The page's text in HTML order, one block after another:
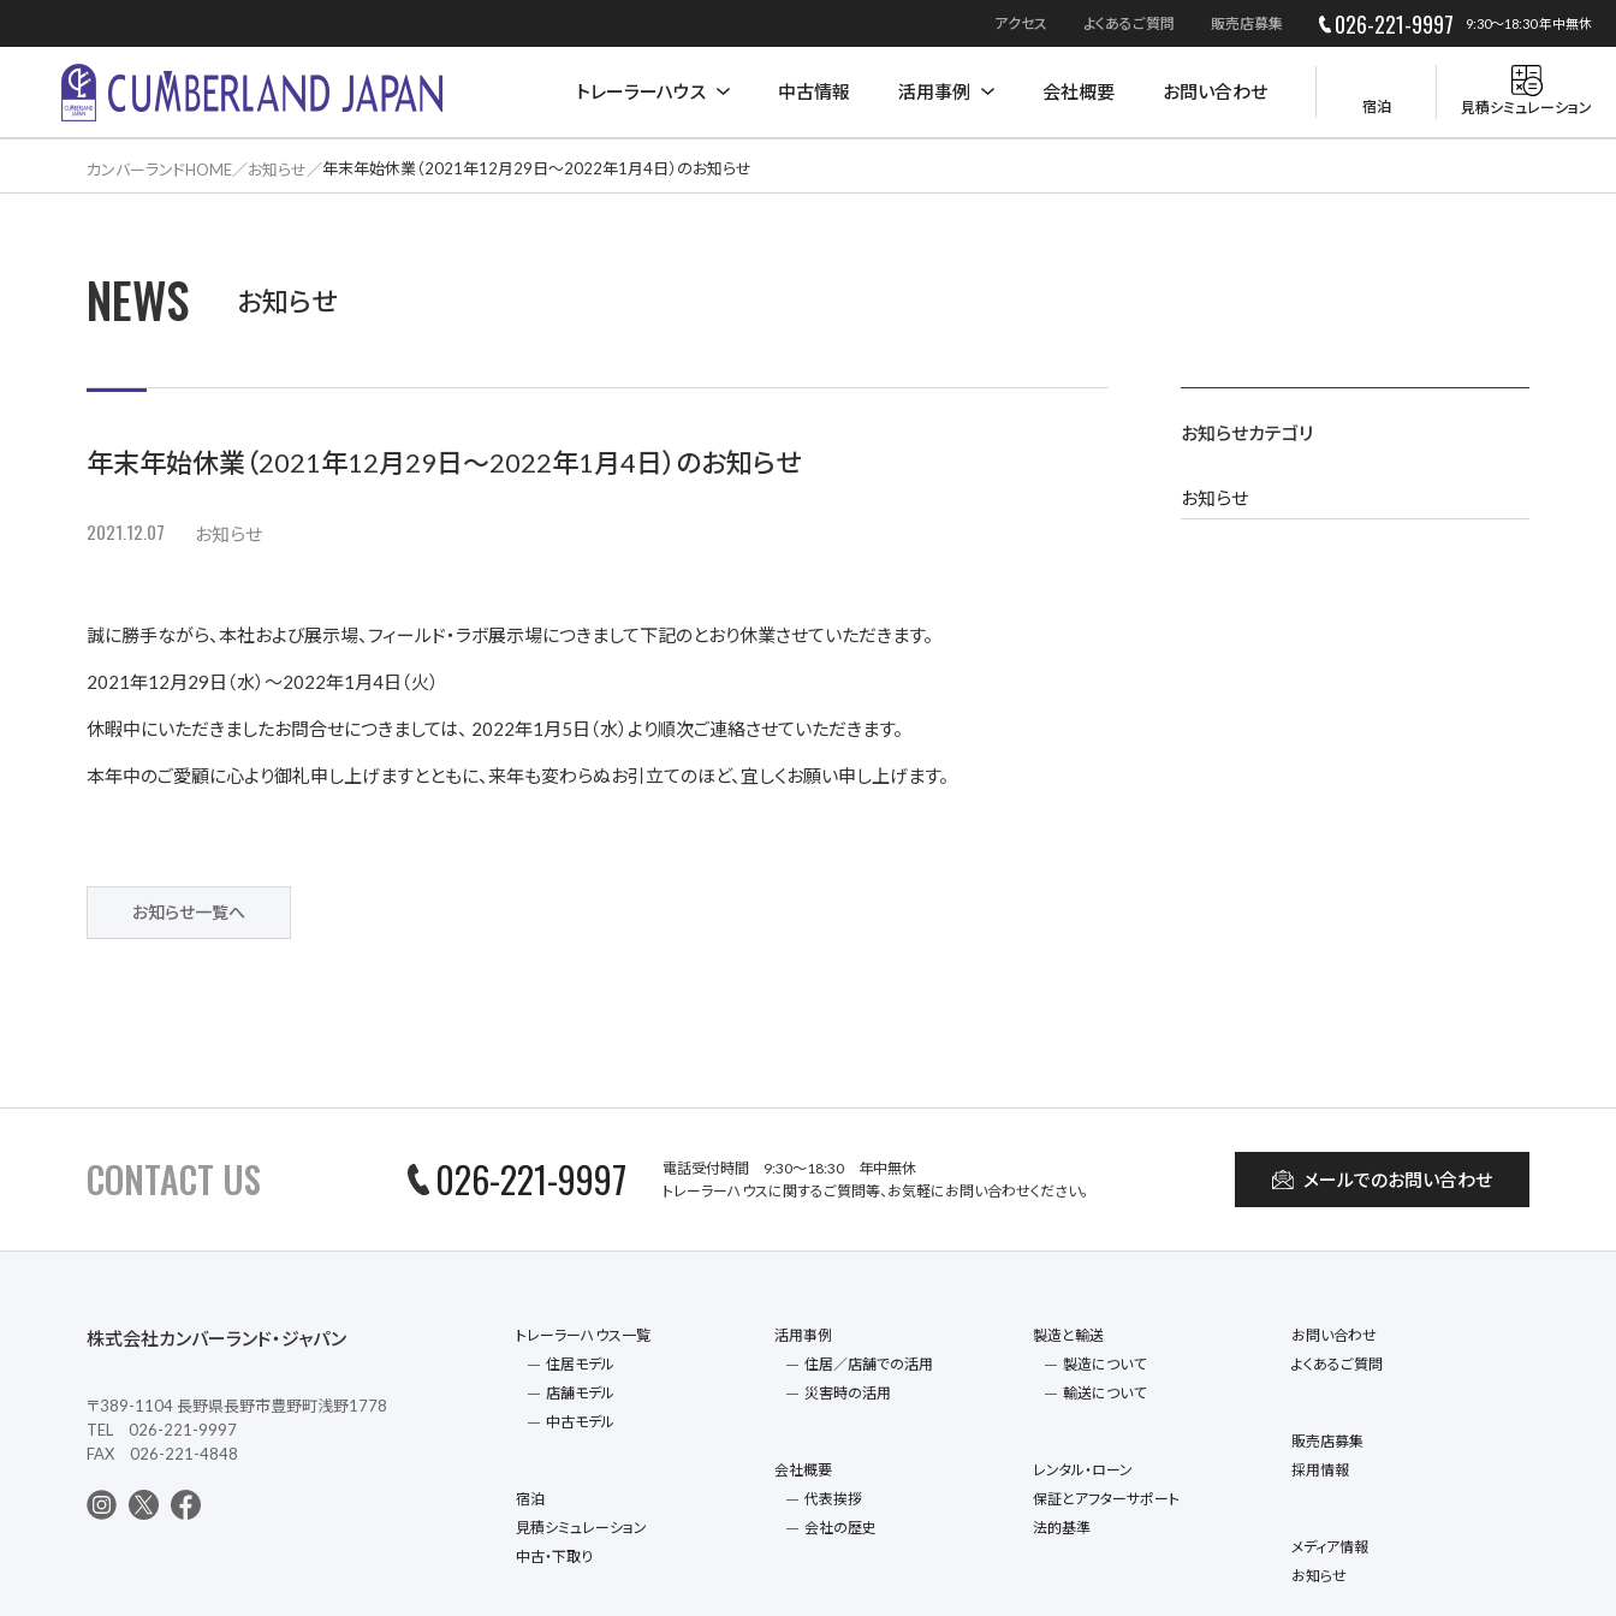
アクセス よくあるご質問 販売店募集 026-221-9997 9:30～18:30 年中無休
トレーラーハウス 中古情報 活用事例 会社概要 お問い合わせ
宿泊 見積シミュレーション
カンバーランドHOME お知らせ 年末年始休業（2021年12月29日～2022年1月4日）のお知らせ
NEWS お知らせ
年末年始休業（2021年12月29日～2022年1月4日）のお知らせ
2021.12.07 お知らせ
誠に勝手ながら、本社および展示場、フィールド・ラボ展示場につきまして下記のとおり休業させていただきます。
2021年12月29日（水）～2022年1月4日（火）
休暇中にいただきましたお問合せにつきましては、 2022年1月5日（水）より順次ご連絡させていただきます。
本年中のご愛顧に心より御礼申し上げますとともに、来年も変わらぬお引立てのほど、宜しくお願い申し上げます。
お知らせ一覧へ
お知らせカテゴリ
お知らせ
CONTACT US 026-221-9997
電話受付時間 9:30～18:30 年中無休
トレーラーハウスに関するご質問等、お気軽にお問い合わせください。
メールでのお問い合わせ
株式会社カンバーランド・ジャパン
〒389-1104 長野県長野市豊野町浅野1778
TEL 026-221-9997
FAX 026-221-4848
トレーラーハウス一覧
住居モデル
店舗モデル
中古モデル
宿泊
見積シミュレーション
中古・下取り
活用事例
住居／店舗での活用
災害時の活用
会社概要
代表挨拶
会社の歴史
製造と輸送
製造について
輸送について
レンタル・ローン
保証とアフターサポート
法的基準
お問い合わせ
よくあるご質問
販売店募集
採用情報
メディア情報
お知らせ